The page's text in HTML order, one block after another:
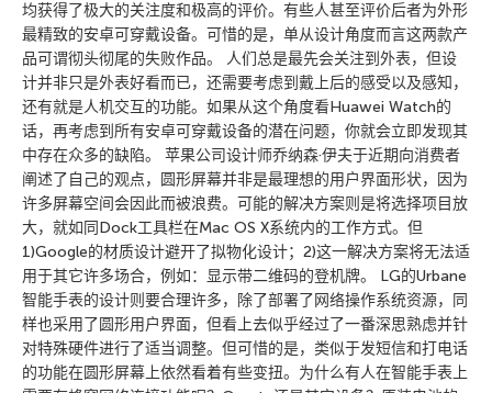
均获得了极大的关注度和极高的评价。有些人甚至评价后者为外形
最精致的安卓可穿戴设备。可惜的是，单从设计角度而言这两款产
品可谓彻头彻尾的失败作品。 人们总是最先会关注到外表，但设
计并非只是外表好看而已，还需要考虑到戴上后的感受以及感知，
还有就是人机交互的功能。如果从这个角度看Huawei Watch的
话，再考虑到所有安卓可穿戴设备的潜在问题，你就会立即发现其
中存在众多的缺陷。 苹果公司设计师乔纳森·伊夫于近期向消费者
阐述了自己的观点，圆形屏幕并非是最理想的用户界面形状，因为
许多屏幕空间会因此而被浪费。可能的解决方案则是将选择项目放
大，就如同Dock工具栏在Mac OS X系统内的工作方式。但
1)Google的材质设计避开了拟物化设计；2)这一解决方案将无法适
用于其它许多场合，例如：显示带二维码的登机牌。 LG的Urbane
智能手表的设计则要合理许多，除了部署了网络操作系统资源，同
样也采用了圆形用户界面，但看上去似乎经过了一番深思熟虑并针
对特殊硬件进行了适当调整。但可惜的是，类似于发短信和打电话
的功能在圆形屏幕上依然看着有些变扭。为什么有人在智能手表上